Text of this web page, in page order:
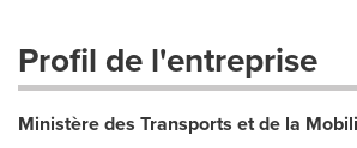
Profil de l'entreprise
Ministère des Transports et de la